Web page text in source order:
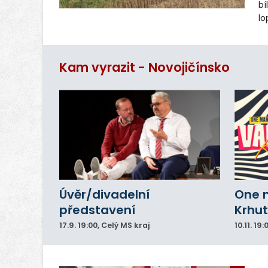
Kam vyrazit - Novojičínsko
Úvěr/divadelní
představení
17.9.19:00, Celý MS kraj
One
Krhut
10.11.